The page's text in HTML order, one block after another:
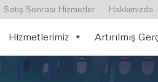
Satış Sonrası Hizmetler Hakkımızda
Hizmetlerimiz Artırılmış